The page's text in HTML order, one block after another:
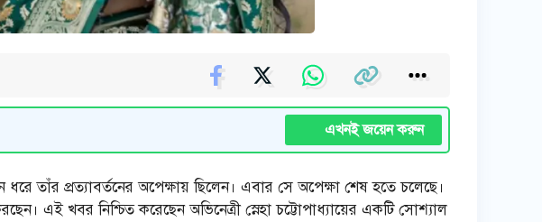
এখনই জয়েন করুন
তাঁর প্রত্যাবর্তনের অপেক্ষায় ছিলেন। এবার সে অপেক্ষা শেষ হতে চলেছে।
এই খবর নিশ্চিত করেছেন অভিনেত্রী স্নেহা চট্টোপাধ্যায়ের একটি সোশ্যাল